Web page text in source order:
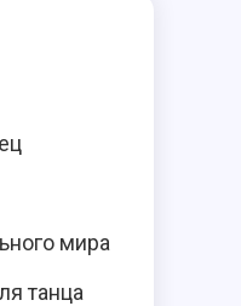
мира
танца